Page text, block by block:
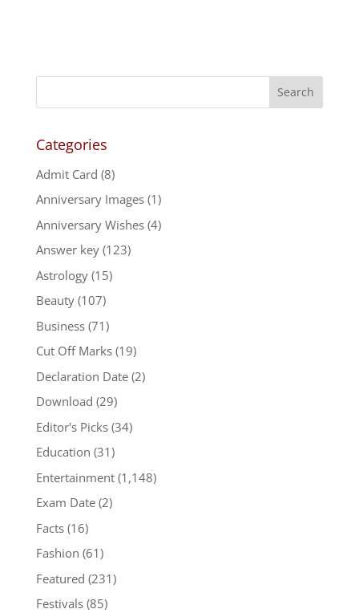
Categories
Admit Card (8)
Anniversary Images(1)
Anniversary Wishes(4)
Answer key(123)
Astrology(15)
Beauty(107)
Business(71)
Cut Off Marks(19)
Declaration Date(2)
Download (29)
Editor's Picks(34)
Education (31)
Entertainment(1,148)
Exam Date(2)
Facts(16)
Fashion (61)
Featured (231)
Festivals(85)